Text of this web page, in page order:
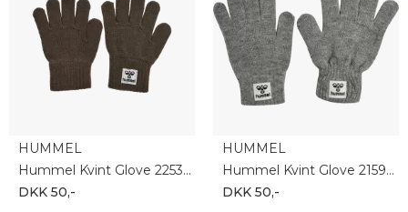
HUMMEL
Hummel Kvint Glove 225317-0554
DKK 50,-
HUMMEL
Hummel Kvint Glove 215955-2800
DKK 50,-